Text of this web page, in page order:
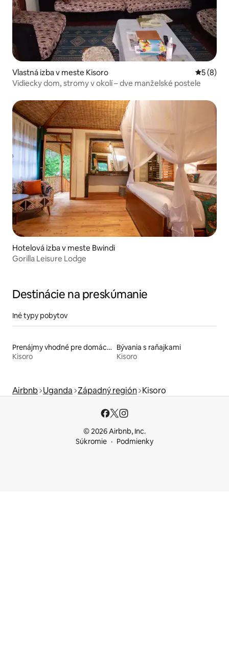
Vlastná izba v meste Kisoro
5 (8)
Vidiecky dom, stromy v okolí – dve manželské postele
Hotelová izba v meste Bwindi
Gorilla Leisure Lodge
Destinácie na preskúmanie
Iné typy pobytov
Prenájmy vhodné pre domáce zvieratá
Kisoro
Bývania s raňajkami
Kisoro
Airbnb Uganda Západný región Kisoro
© 2026 Airbnb, Inc.
Súkromie
Podmienky